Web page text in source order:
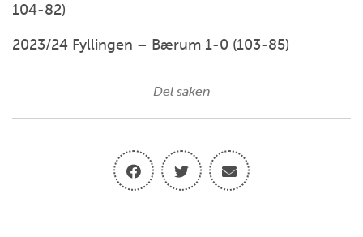
104-82)
2023/24 Fyllingen – Bærum 1-0 (103-85)
Del saken